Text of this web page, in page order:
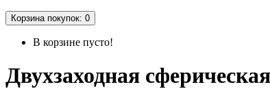
Корзинапокупок: 0
В корзине пусто!
Двухзаходная